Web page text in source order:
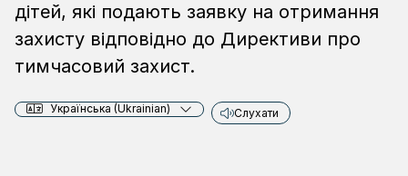
дітей, які подають заявку на отримання
захисту відповідно до Директиви про
тимчасовий захист.
Українська (Ukrainian) Слухати